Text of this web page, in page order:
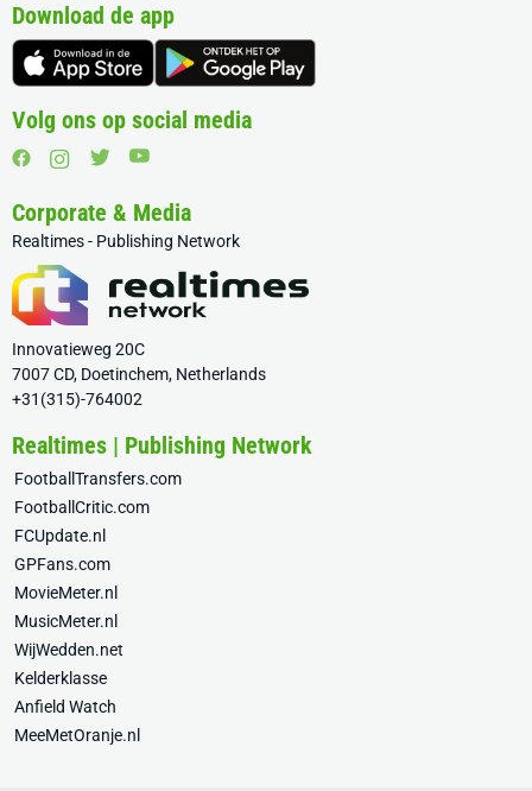
Download de app
Volg ons op social media
Corporate & Media
Realtimes - Publishing Network
Innovatieweg 20C
7007 CD, Doetinchem, Netherlands
+31(315)-764002
Realtimes | Publishing Network
FootballTransfers.com
FootballCritic.com
FCUpdate.nl
GPFans.com
MovieMeter.nl
MusicMeter.nl
WijWedden.net
Kelderklasse
Anfield Watch
MeeMetOranje.nl